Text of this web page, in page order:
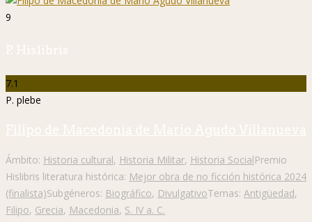
9
P. Hislibris
7.1
P. plebe
Filipo de Macedonia de Mario Agudo Villanueva
Ámbito: Historia cultural, Historia Militar, Historia SocialPremio
Hislibris literatura histórica: Mejor obra de no ficción histórica 2024
(finalista)Subgéneros: Biográfico, DivulgativoTemas: Antigüedad,
Filipo, Grecia, Macedonia, S. IV a. C.